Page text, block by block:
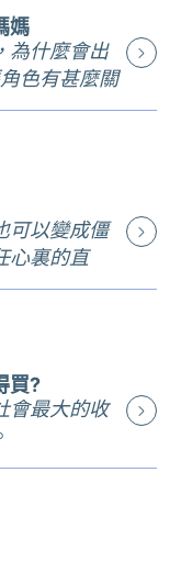
目結舌，
等，許多
名人物一
風暴止息
展反應如
癒的心理
間中才能
沒有震
懷疑，這
黑暗面 (內
作上常常
多被爆出
十年以
有這麼大
過創傷的
生在多年
媽
為什麼會出
色有甚麼關
大肆報
男女主角
受到社會
角度來講
的角度，
中立下的
待在婚姻
來自己做
苦，但如
段關係
來的伴侶
以交代清
可以變成僵
心裏的直
祠，我還
有學者批
祖背
請回日
弄得不太
成天主教
買?
會最大的收
來表達意
法，因為